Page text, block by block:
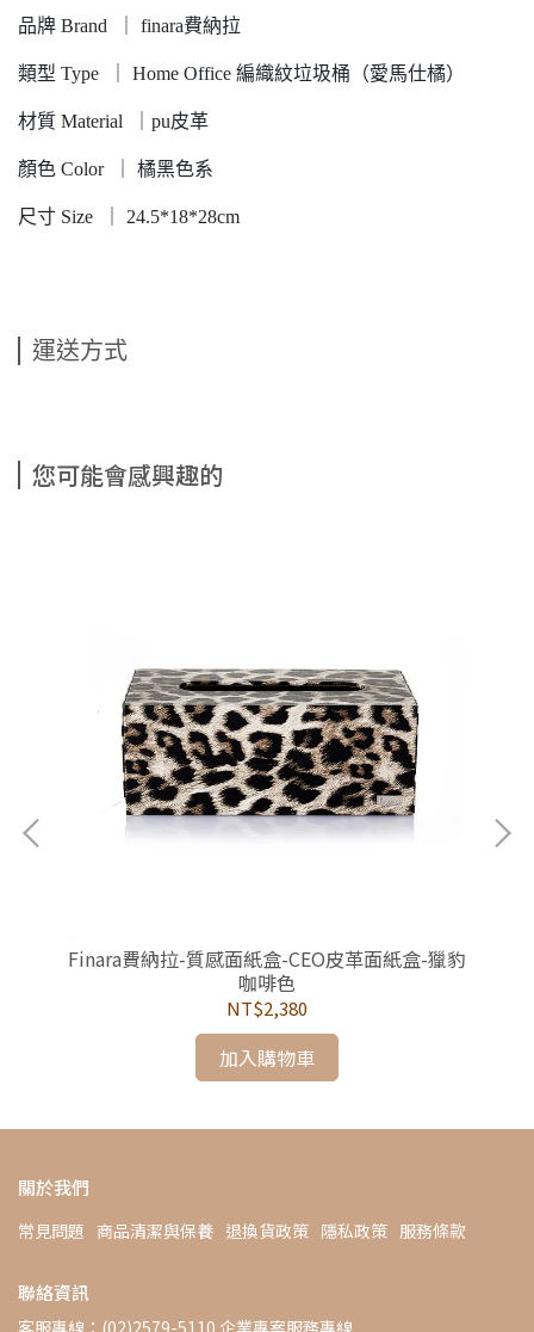
品牌 Brand ｜ finara費納拉
類型 Type ｜ Home Office 編織紋垃圾桶（愛馬仕橘）
材質 Material ｜pu皮革
顏色 Color ｜ 橘黑色系
尺寸 Size ｜ 24.5*18*28cm
運送方式
您可能會感興趣的
Finara費納拉-質感面紙盒-CEO皮革面紙盒-獵豹
咖啡色
NT$2,380
加入購物車
關於我們
常見問題 商品清潔與保養 退換貨政策 隱私政策 服務條款
聯絡資訊
客服專線：(02)2579-5110 企業專案服務專線